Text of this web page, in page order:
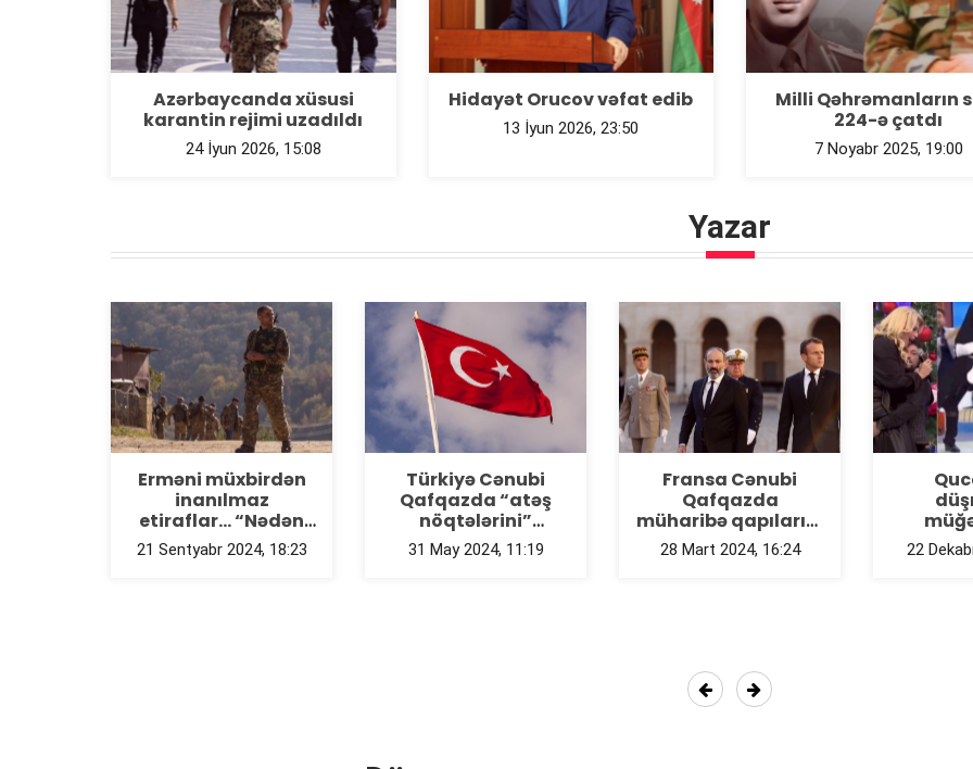
Azərbaycanda xüsusi
karantin rejimi uzadıldı
24 İyun 2026, 15:08
Hidayət Orucov vəfat edib
13 İyun 2026, 23:50
Milli Qəhrəmanların
224-ə çatdı
7 Noyabr 2025, 19:00
Yazar
Previous
Erməni müxbirdən
inanılmaz
etiraflar... “Nədən
kompromisi yox,
müharibəni21 Sentyabr 2024, 18:23
Türkiyə Cənubi
Qafqazda “atəş
nöqtələrini”
balanslaşdırır -
TƏHLİL 31 May 2024, 11:19
Fransa Cənubi
Qafqazda
müharibə qapılarını
TƏHLİL
28 Mart 2024, 16:24
Qucaqdan
düşməyən
müğənnilər...
22 Dekabr 2023,
Next